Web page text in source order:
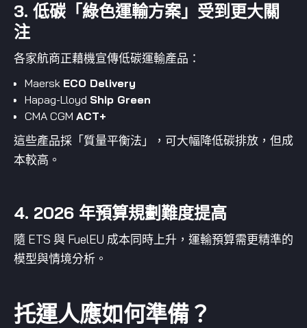
3. 低碳「綠色運輸方案」受到更大關
注
各家航商正藉機宣傳低碳運輸產品：
Maersk ECO Delivery
Hapag-Lloyd Ship Green
CMA CGM ACT+
這些產品採「質量平衡法」，可大幅降低碳排放，但成
本較高。
4. 2026 年預算規劃難度提高
隨 ETS 與 FuelEU 成本同時上升，運輸預算需更精準的
模型與情境分析。
托運人應如何準備？